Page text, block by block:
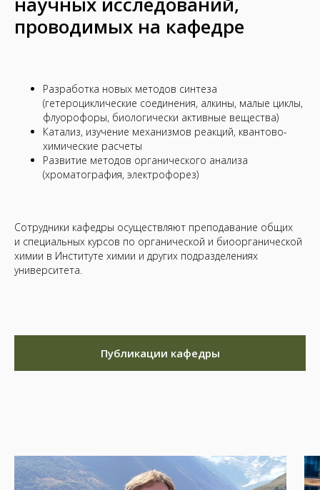
проводимых на кафедре
Разработка новых методов синтеза
(гетероциклические соединения, алкины, малые циклы,
флуорофоры, биологически активные вещества)
Катализ, изучение механизмов реакций, квантово-
химические расчеты
Развитие методов органического анализа
(хроматография, электрофорез)
Сотрудники кафедры осуществляют преподавание общих
и специальных курсов по органической и биоорганической
химии в Институте химии и других подразделениях
университета.
Публикации кафедры